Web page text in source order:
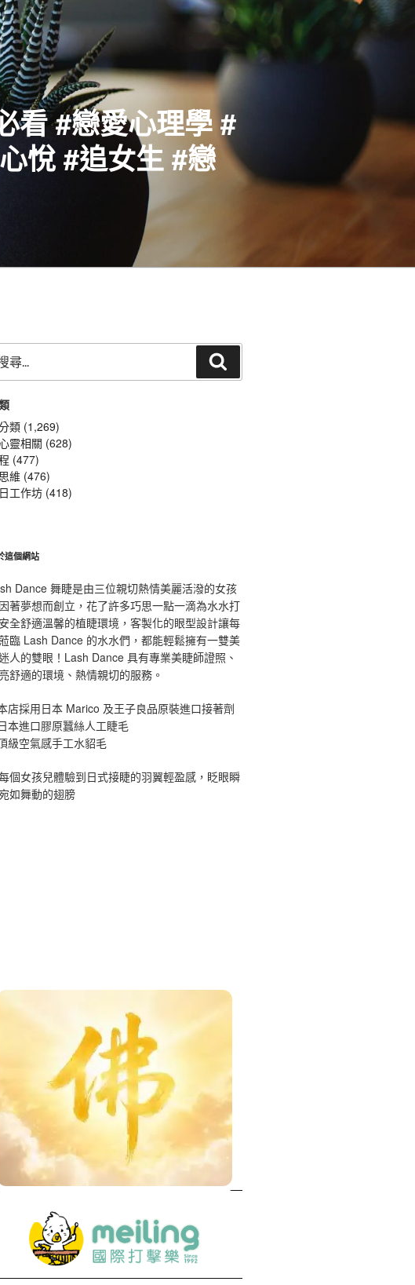
看 #戀愛心理學 #
悅 #追女生 #戀
尋
類 (1,269)
靈相關 (628)
(477)
維 (476)
工作坊 (418)
這個網站
Dance 舞睫是由三位親切熱情美麗活潑的女孩
著夢想而創立，花了許多巧思一點一滴為水水打
全舒適溫馨的植睫環境，客製化的眼型設計讓每
臨 Lash Dance 的水水們，都能輕鬆擁有一雙美
人的雙眼！Lash Dance 具有專業美睫師證照、
舒適的環境、熱情親切的服務。
店採用日本 Marico 及王子良品原裝進口接著劑
本進口膠原蠶絲人工睫毛
級空氣感手工水貂毛
個女孩兒體驗到日式接睫的羽翼輕盈感，眨眼瞬
如舞動的翅膀